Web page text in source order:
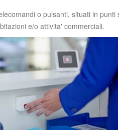
o pulsanti, situati in
e/o attivita' commerciali.